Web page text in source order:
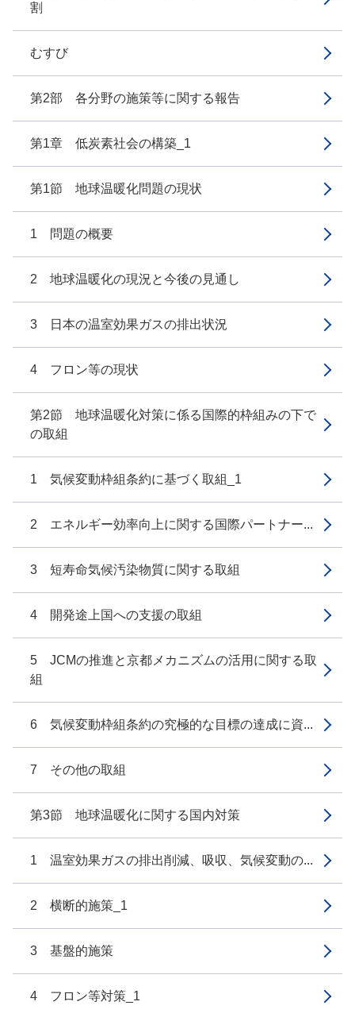
割
むすび
第2部 各分野の施策等に関する報告
第1章 低炭素社会の構築_1
第1節 地球温暖化問題の現状
1 問題の概要
2 地球温暖化の現況と今後の見通し
3 日本の温室効果ガスの排出状況
4 フロン等の現状
第2節 地球温暖化対策に係る国際的枠組みの下で
の取組
1 気候変動枠組条約に基づく取組_1
2 エネルギー効率向上に関する国際パートナー...
3 短寿命気候汚染物質に関する取組
4 開発途上国への支援の取組
5 JCMの推進と京都メカニズムの活用に関する取
組
6 気候変動枠組条約の究極的な目標の達成に資...
7 その他の取組
第3節 地球温暖化に関する国内対策
1 温室効果ガスの排出削減、吸収、気候変動の...
2 横断的施策_1
3 基盤的施策
4 フロン等対策_1